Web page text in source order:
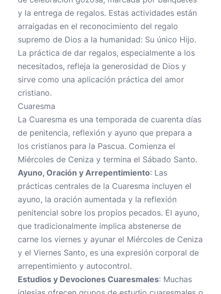
y la entrega de regalos. Estas actividades están
arraigadas en el reconocimiento del regalo
supremo de Dios a la humanidad: Su único Hijo.
La práctica de dar regalos, especialmente a los
necesitados, refleja la generosidad de Dios y
sirve como una aplicación práctica del amor
cristiano.
Cuaresma
La Cuaresma es una temporada de cuarenta días
de penitencia, reflexión y ayuno que prepara a
los cristianos para la Pascua. Comienza el
Miércoles de Ceniza y termina el Sábado Santo.
Ayuno, Oración y Arrepentimiento: Las
prácticas centrales de la Cuaresma incluyen el
ayuno, la oración aumentada y la reflexión
penitencial sobre los propios pecados. El ayuno,
que tradicionalmente implica abstenerse de
carne los viernes y ayunar el Miércoles de Ceniza
y el Viernes Santo, es una expresión corporal de
arrepentimiento y autocontrol.
Estudios y Devociones Cuaresmales: Muchas